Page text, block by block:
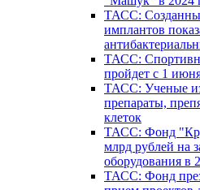
ТАСС:
имплантов
ТАСС:
пройдет с 1
ТАСС: Ученые
препараты,
клеток
ТАСС: Фонд
млрд рублей на
оборудования в
ТАСС: Фонд